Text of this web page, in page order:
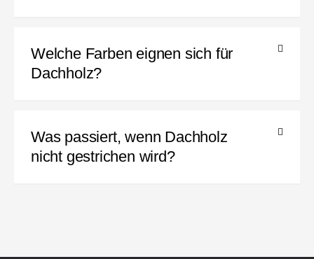
Welche Farben eignen sich für
Dachholz?
Was passiert, wenn Dachholz
nicht gestrichen wird?